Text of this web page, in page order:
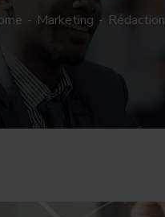
Marketing Rédaction